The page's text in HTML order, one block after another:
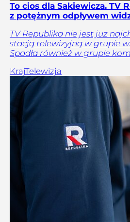
To cios dla Sakiewicza. TV
z potężnym odpływem
TV Republika nie jest już
stacją telewizyjną w grupie
Spadła również w grupie
KrajTelewizja